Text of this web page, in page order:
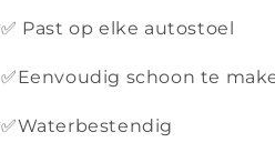
✅ Past op elke autostoel
✅Eenvoudig schoon te
✅Waterbestendig